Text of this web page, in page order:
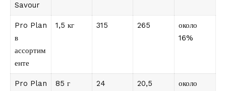
Savour
Pro Plan
в
ассортим
енте
1,5 кг 315 265
около
16%
Pro Plan
85 г 24 20,5
около